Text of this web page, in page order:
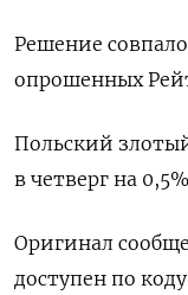
Решение
опрошенных
Польский
в четверг на
Оригинал
‌доступен по